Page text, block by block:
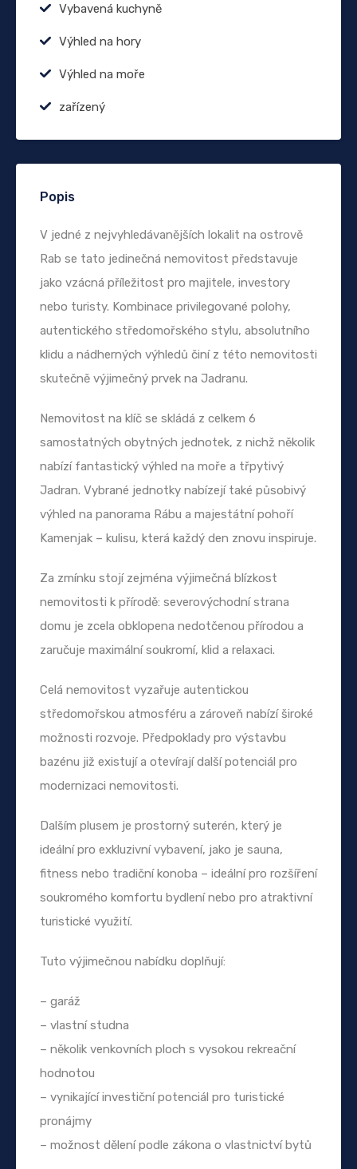
Vybavená kuchyně
Výhled na hory
Výhled na moře
zařízený
Popis
V jedné z nejvyhledávanějších lokalit na ostrově
Rab se tato jedinečná nemovitost představuje
jako vzácná příležitost pro majitele, investory
nebo turisty. Kombinace privilegované polohy,
autentického středomořského stylu, absolutního
klidu a nádherných výhledů činí z této nemovitosti
skutečně výjimečný prvek na Jadranu.
Nemovitost na klíč se skládá z celkem 6
samostatných obytných jednotek, z nichž několik
nabízí fantastický výhled na moře a třpytivý
Jadran. Vybrané jednotky nabízejí také působivý
výhled na panorama Rábu a majestátní pohoří
Kamenjak – kulisu, která každý den znovu inspiruje.
Za zmínku stojí zejména výjimečná blízkost
nemovitosti k přírodě: severovýchodní strana
domu je zcela obklopena nedotčenou přírodou a
zaručuje maximální soukromí, klid a relaxaci.
Celá nemovitost vyzařuje autentickou
středomořskou atmosféru a zároveň nabízí široké
možnosti rozvoje. Předpoklady pro výstavbu
bazénu již existují a otevírají další potenciál pro
modernizaci nemovitosti.
Dalším plusem je prostorný suterén, který je
ideální pro exkluzivní vybavení, jako je sauna,
fitness nebo tradiční konoba – ideální pro rozšíření
soukromého komfortu bydlení nebo pro atraktivní
turistické využití.
Tuto výjimečnou nabídku doplňují:
– garáž
– vlastní studna
– několik venkovních ploch s vysokou rekreační
hodnotou
– vynikající investiční potenciál pro turistické
pronájmy
– možnost dělení podle zákona o vlastnictví bytů